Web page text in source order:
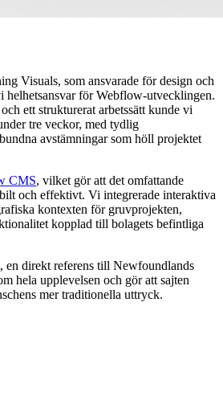
Visuals, som ansvarade för design och
helhetsansvar för Webflow-utvecklingen.
ett strukturerat arbetssätt kunde vi
tre veckor, med tydlig
avstämningar som höll projektet
CMS, vilket gör att det omfattande
och effektivt. Vi integrerade interaktiva
kontexten för gruvprojekten,
kopplad till bolagets befintliga
en direkt referens till Newfoundlands
hela upplevelsen och gör att sajten
mer traditionella uttryck.